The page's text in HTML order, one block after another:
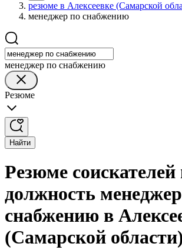
резюме в Алексеевке (Самарской
менеджер по снабжению
менеджер по снабжению
Резюме
Найти
Резюме соискателей
должность
снабжению в
(Самарской